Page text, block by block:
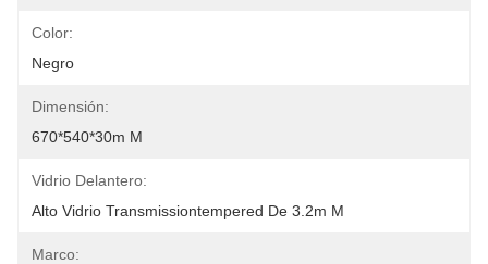
Color:
Negro
Dimensión:
670*540*30m M
Vidrio Delantero:
Alto Vidrio Transmissiontempered De 3.2m M
Marco: